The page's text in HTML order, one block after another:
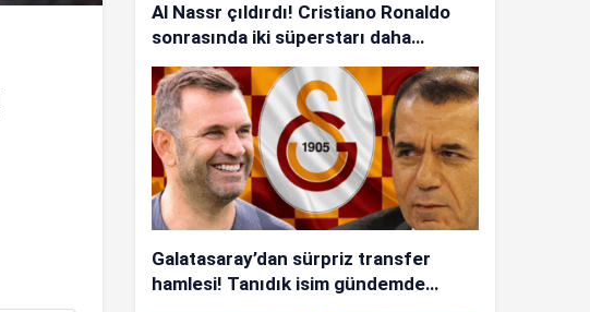
Al Nassr çıldırdı! Cristiano Ronaldo
sonrasında iki süperstarı daha
istiyorlar…
Galatasaray’dan sürpriz transfer
hamlesi! Tanıdık isim gündemde…